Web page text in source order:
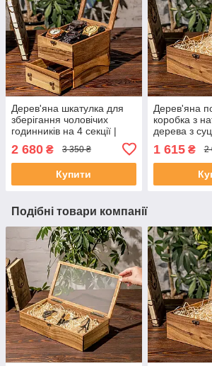
Дерев'яна шкатулка для
зберігання чоловічих
годинників на 4 секції |
чоловіку шефу сину
2 680 ₴ 3 350 ₴
Купити
Дерев'яна
коробка з
дерева з
кришкою |
мм
1 615₴ 2
Подібні товари компанії